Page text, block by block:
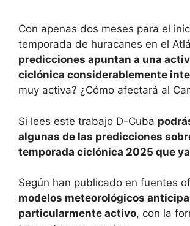
Con apenas dos meses para el
temporada de huracanes en el
predicciones apuntan a una
ciclónica considerablemente
muy activa? ¿Cómo afectará al
Si lees este trabajo D-Cuba
algunas de las predicciones
temporada ciclónica 2025 que
Según han publicado en fuentes
modelos meteorológicos
particularmente activo, con la